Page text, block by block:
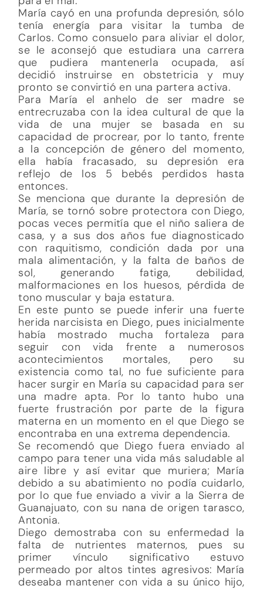
María cayó en una profunda depresión, sólo
tenía energía para visitar la tumba de
Carlos. Como consuelo para aliviar el dolor,
se le aconsejó que estudiara una carrera
que pudiera mantenerla ocupada, así
decidió instruirse en obstetricia y muy
pronto se convirtió en una partera activa.
Para María el anhelo de ser madre se
entrecruzaba con la idea cultural de que la
vida de una mujer se basada en su
capacidad de procrear, por lo tanto, frente
a la concepción de género del momento,
ella había fracasado, su depresión era
reflejo de los 5 bebés perdidos hasta
entonces.
Se menciona que durante la depresión de
María, se tornó sobre protectora con Diego,
pocas veces permitía que el niño saliera de
casa, y a sus dos años fue diagnosticado
con raquitismo, condición dada por una
mala alimentación, y la falta de baños de
sol, generando fatiga, debilidad,
malformaciones en los huesos, pérdida de
tono muscular y baja estatura.
En este punto se puede inferir una fuerte
herida narcisista en Diego, pues inicialmente
había mostrado mucha fortaleza para
seguir con vida frente a numerosos
acontecimientos mortales, pero su
existencia como tal, no fue suficiente para
hacer surgir en María su capacidad para ser
una madre apta. Por lo tanto hubo una
fuerte frustración por parte de la figura
materna en un momento en el que Diego se
encontraba en una extrema dependencia.
Se recomendó que Diego fuera enviado al
campo para tener una vida más saludable al
aire libre y así evitar que muriera; María
debido a su abatimiento no podía cuidarlo,
por lo que fue enviado a vivir a la Sierra de
Guanajuato, con su nana de origen tarasco,
Antonia.
Diego demostraba con su enfermedad la
falta de nutrientes maternos, pues su
primer vínculo significativo estuvo
permeado por altos tintes agresivos: María
deseaba mantener con vida a su único hijo,